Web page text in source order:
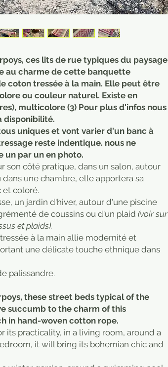
ces lits de rue typiques du paysage
au charme de cette banquette
coton tressée à la main. Elle peut être
ou couleur naturel. Existe en
multicolore (3) Pour plus d'infos nous
disponibilité.
uniques et vont varier d'un banc à
reste indentique. nous ne
un par un en photo.
son côté pratique, dans un salon, autour
une chambre, elle apportera sa
et coloré.
un jardin d'hiver, autour d'une piscine
de coussins ou d'un plaid (voir sur
et plaids).
à la main allie modernité et
une délicate touche ethnique dans
palissandre.
these street beds typical of the
succumb to the charm of this
in hand-woven cotton rope.
its practicality, in a living room, around a
it will bring its bohemian chic and